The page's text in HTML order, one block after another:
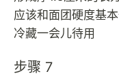
应该和面团硬度基
冷藏一会儿待用
步骤 7